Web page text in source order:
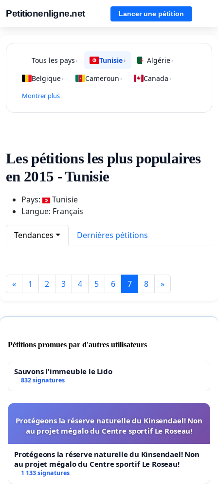
Petitionenligne.net Lancer une pétition
Tous les pays › Tunisie› Algérie›
Belgique› Cameroun › Canada ›
Montrer plus
Les pétitions les plus populaires
en 2015 - Tunisie
Pays:
Tunisie
Langue: Français
Tendances Dernières pétitions
« 1 2 3 4 5 6 7 8 »
Pétitions promues par d'autres utilisateurs
Sauvons l'immeuble le Lido
832 signatures
Protégeons la réserve naturelle du Kinsendael! Non
au projet mégalo du Centre sportif Le Roseau!
Protégeons la réserve naturelle du Kinsendael! Non
au projet mégalo du Centre sportif Le Roseau!
1 133 signatures